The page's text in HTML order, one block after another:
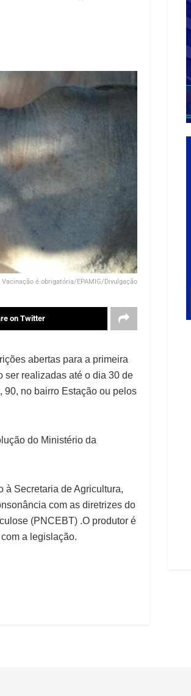
Vacinação é obrigatória/EPAMIG/Divulgação
on Twitter
abertas para a primeira
ser realizadas até o dia 30 de
90, no bairro Estação ou pelos
do Ministério da
à Secretaria de Agricultura,
com as diretrizes do
(PNCEBT) .O produtor é
a legislação.